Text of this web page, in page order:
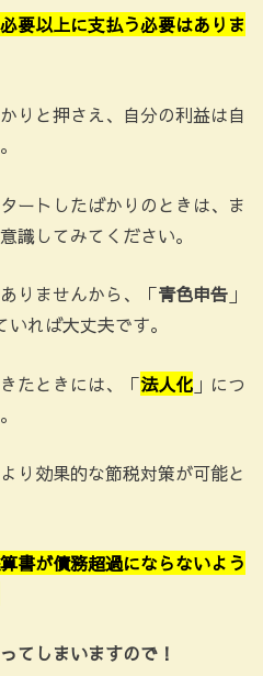
要以上に支払う必要はありま
りと押さえ、自分の利益は自
ートしたばかりのときは、ま
識してみてください。
りませんから、「青色申告 」
いれば大丈夫です。
たときには、「法人化 」につ
り効果的な節税対策が可能と
書が債務超過にならないよう
てしまいますので！